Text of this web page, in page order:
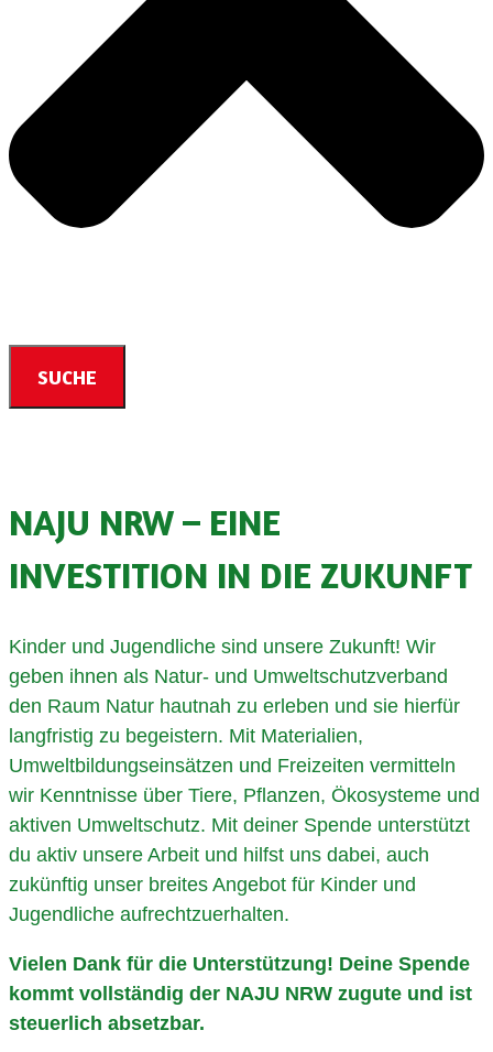
SUCHE
NAJU NRW – EINE
INVESTITION IN DIE ZUKUNFT
Kinder und Jugendliche sind unsere Zukunft! Wir
geben ihnen als Natur- und Umweltschutzverband
den Raum Natur hautnah zu erleben und sie hierfür
langfristig zu begeistern. Mit Materialien,
Umweltbildungseinsätzen und Freizeiten vermitteln
wir Kenntnisse über Tiere, Pflanzen, Ökosysteme und
aktiven Umweltschutz. Mit deiner Spende unterstützt
du aktiv unsere Arbeit und hilfst uns dabei, auch
zukünftig unser breites Angebot für Kinder und
Jugendliche aufrechtzuerhalten.
Vielen Dank für die Unterstützung! Deine Spende
kommt vollständig der NAJU NRW zugute und ist
steuerlich absetzbar.